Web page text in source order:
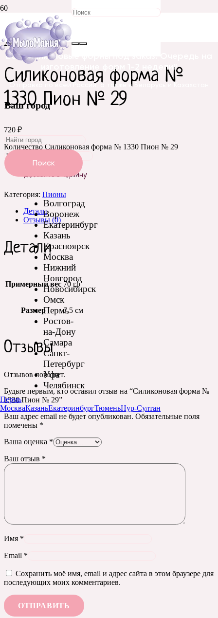
Все силиконовые формы под заказ. Очередь на
изготовление форм 1-2 недели!!
Отправка по всей России, а также в Беларусь и Казахстан
Ваш город
Поиск
Волгоград
Воронеж
Екатеринбург
Казань
Красноярск
Москва
Нижний
Новгород
Новосибирск
Омск
Пермь
Ростов-
на-Дону
Самара
Санкт-
Петербург
Уфа
Челябинск
Пермь
МоскваКазаньЕкатеринбургТюменьНур-Султан
Главная/Силиконовые
формы/Цветы/Пионы
29
Силиконовая форма №
1330 Пион № 29
720 ₽
Количество Силиконовая форма № 1330 Пион № 29
Добавить в корзину
Категория: Пионы
Детали
Отзывы (0)
Детали
Примерный вес 70 гр
Размер 7,5 см
Отзывы
Отзывов пока нет.
Будьте первым, кто оставил отзыв на “Силиконовая форма №
1330 Пион № 29”
Ваш адрес email не будет опубликован. Обязательные поля
помечены *
Ваша оценка *
Ваш отзыв *
Имя *
Email *
Сохранить моё имя, email и адрес сайта в этом браузере для
последующих моих комментариев.